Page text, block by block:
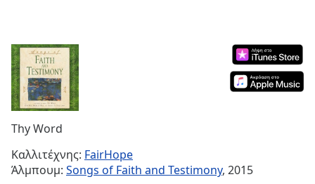
Current
Time 0:00
Duration-:-
Loaded:
Stream
TypeLIVE
Seek to
live,
Thy Word
Καλλιτέχνης: FairHope
Άλμπουμ: Songs of Faith and Testimony, 2015